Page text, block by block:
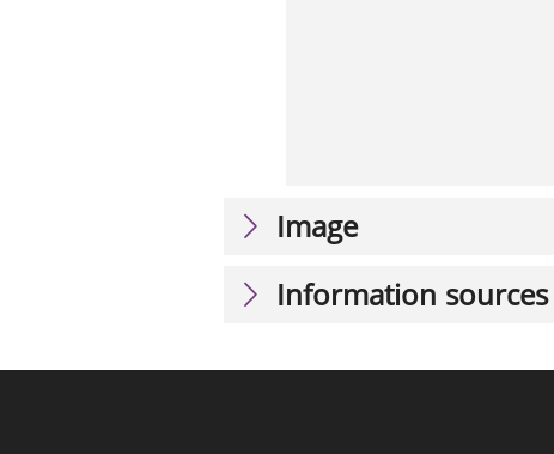
Image
Information sources